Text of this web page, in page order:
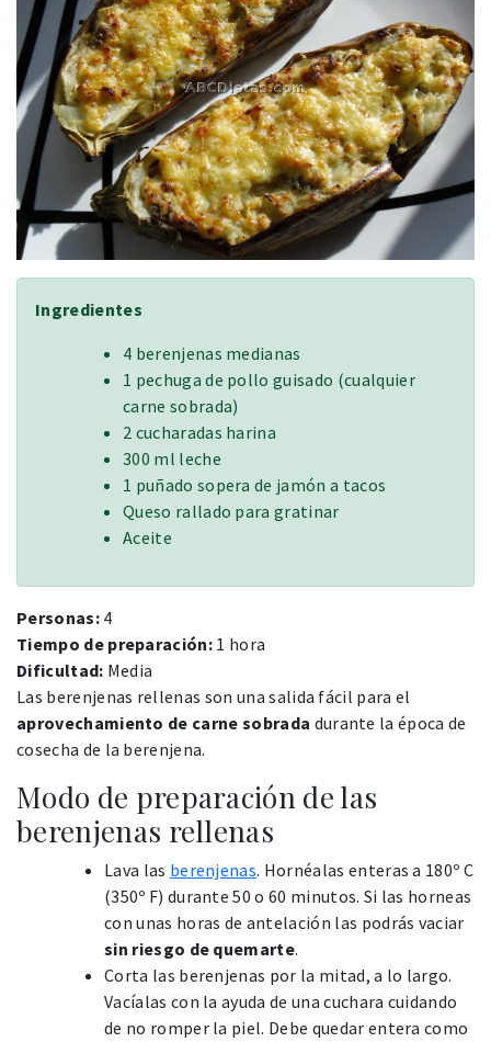
Ingredientes
4 berenjenas medianas
1 pechuga de pollo guisado (cualquier
carne sobrada)
2 cucharadas harina
300 ml leche
1 puñado sopera de jamón a tacos
Queso rallado para gratinar
Aceite
Personas: 4
Tiempo de preparación: 1 hora
Dificultad: Media
Las berenjenas rellenas son una salida fácil para el
aprovechamiento de carne sobrada durante la época de
cosecha de la berenjena.
Modo de preparación de las
berenjenas rellenas
Lava las berenjenas. Hornéalas enteras a 180º C
(350º F) durante 50 o 60 minutos. Si las horneas
con unas horas de antelación las podrás vaciar
sin riesgo de quemarte.
Corta las berenjenas por la mitad, a lo largo.
Vacíalas con la ayuda de una cuchara cuidando
de no romper la piel. Debe quedar entera como